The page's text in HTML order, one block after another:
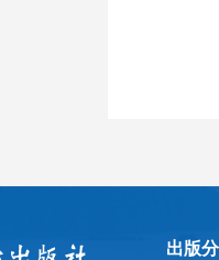
出版